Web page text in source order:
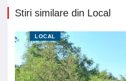
Stiri similare din Local
LOCAL